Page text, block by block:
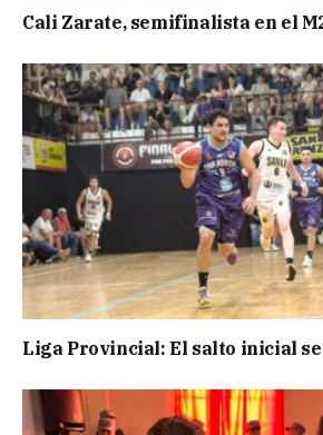
Cali Zarate, semifinalista en el
Liga Provincial: El salto inicial